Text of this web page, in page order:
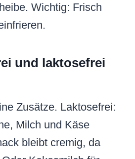
Wichtig: Frisch
und laktosefrei
Zusätze. Laktosefrei:
Milch und Käse
bleibt cremig, da